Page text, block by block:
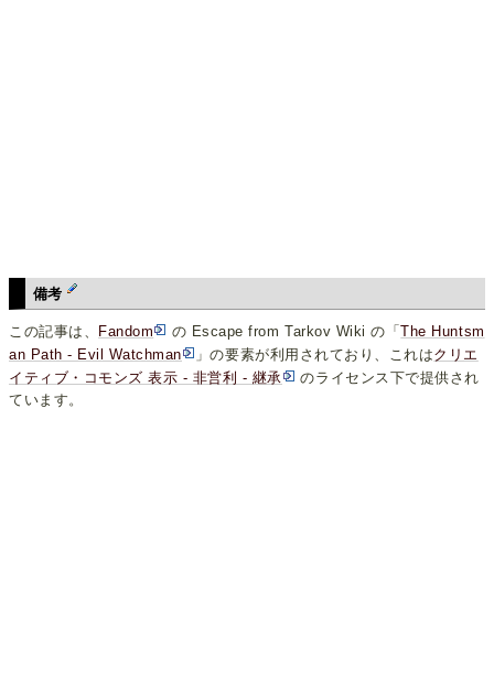
備考
この記事は、 Fandom の Escape from Tarkov Wiki の「The Huntsm
an Path - Evil Watchman
」の要素が利用されており、これはクリエ
イティブ・コモンズ 表示 - 非営利 - 継承
のライセンス下で提供され
ています。